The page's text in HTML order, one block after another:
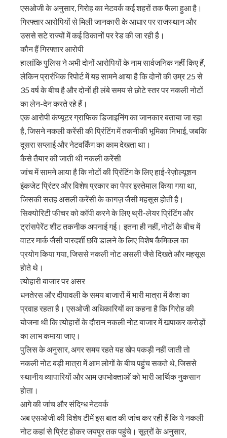
एसओजी के अनुसार, गिरोह का नेटवर्क कई शहरों तक फैला हुआ है।
गिरफ्तार आरोपियों से मिली जानकारी के आधार पर राजस्थान और
उससे सटे राज्यों में कई ठिकानों पर रेड की जा रही है।
कौन हैं गिरफ्तार आरोपी
हालांकि पुलिस ने अभी दोनों आरोपियों के नाम सार्वजनिक नहीं किए हैं,
लेकिन प्रारंभिक रिपोर्ट में यह सामने आया है कि दोनों की उम्र 25 से
35 वर्ष के बीच है और दोनों ही लंबे समय से छोटे स्तर पर नकली नोटों
का लेन-देन करते रहे हैं।
एक आरोपी कंप्यूटर ग्राफिक डिजाइनिंग का जानकार बताया जा रहा
है, जिसने नकली करेंसी की प्रिंटिंग में तकनीकी भूमिका निभाई, जबकि
दूसरा सप्लाई और नेटवर्किंग का काम देखता था।
कैसे तैयार की जाती थी नकली करेंसी
जांच में सामने आया है कि नोटों की प्रिंटिंग के लिए हाई-रेज़ोल्यूशन
इंकजेट प्रिंटर और विशेष प्रकार का पेपर इस्तेमाल किया गया था,
जिसकी सतह असली करेंसी के कागज़ जैसी महसूस होती है।
सिक्योरिटी फीचर को कॉपी करने के लिए थ्री-लेयर प्रिंटिंग और
ट्रांसपेरेंट शीट तकनीक अपनाई गई। इतना ही नहीं, नोटों के बीच में
वाटर मार्क जैसी पारदर्शी छवि डालने के लिए विशेष कैमिकल का
प्रयोग किया गया, जिससे नकली नोट असली जैसे दिखते और महसूस
होते थे।
त्योहारी बाजार पर असर
धनतेरस और दीपावली के समय बाजारों में भारी मात्रा में कैश का
प्रवाह रहता है। एसओजी अधिकारियों का कहना है कि गिरोह की
योजना थी कि त्योहारों के दौरान नकली नोट बाजार में खपाकर करोड़ों
का लाभ कमाया जाए।
पुलिस के अनुसार, अगर समय रहते यह खेप पकड़ी नहीं जाती तो
नकली नोट बड़ी मात्रा में आम लोगों के बीच पहुंच सकते थे, जिससे
स्थानीय व्यापारियों और आम उपभोक्ताओं को भारी आर्थिक नुकसान
होता।
आगे की जांच और संदिग्ध नेटवर्क
अब एसओजी की विशेष टीमें इस बात की जांच कर रही हैं कि ये नकली
नोट कहां से प्रिंट होकर जयपुर तक पहुंचे। सूत्रों के अनुसार,